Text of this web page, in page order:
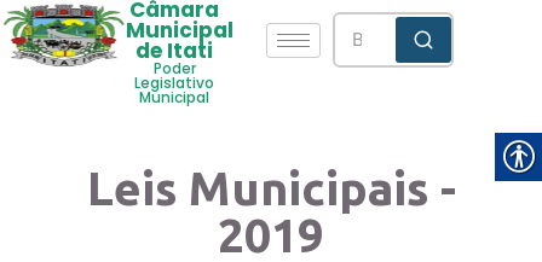
Câmara
Municipal
de Itati
Poder
Legislativo
Municipal
Leis Municipais -
2019